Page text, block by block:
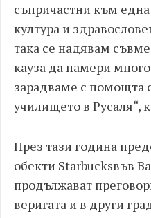
съпричастни към
култура и
така се надявам
кауза да намери
зарадваме с помощта
училището в Русаля“,
През тази година
обекти Starbucksвъв
продължават
веригата и в други